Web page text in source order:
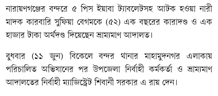
নারায়ণগঞ্জের বন্দরে ৫ পিস ইয়াবা ট্যাবলেটসহ আটক হওয়া নারী
মাদক কারবারি সুফিয়া বেগমকে (৫২) এক বছরের কারাদণ্ড ও এক
হাজার টাকা অর্থদণ্ড দিয়েছেন ভ্রাম্যমাণ আদালত।
বুধবার (১১ জুন) বিকেলে বন্দর থানার মাহামুদনগর এলাকায়
পরিচালিত অভিযানের পর উপজেলা নির্বাহী কর্মকর্তা ও ভ্রাম্যমাণ
আদালতের নির্বাহী ম্যাজিস্ট্রেট শিবানী সরকার এ রায় দেন।